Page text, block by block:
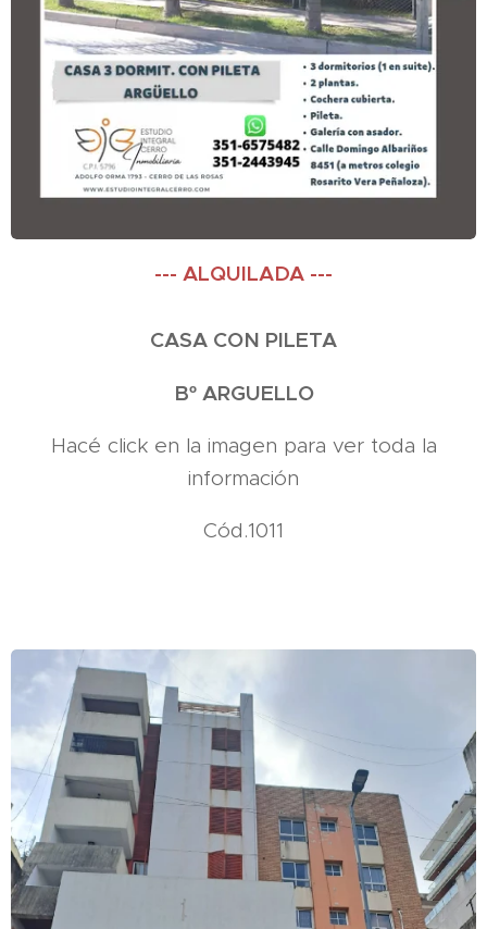
--- ALQUILADA ---
CASA CON PILETA
Bº ARGUELLO
Hacé click en la imagen para ver toda la
información
Cód.1011